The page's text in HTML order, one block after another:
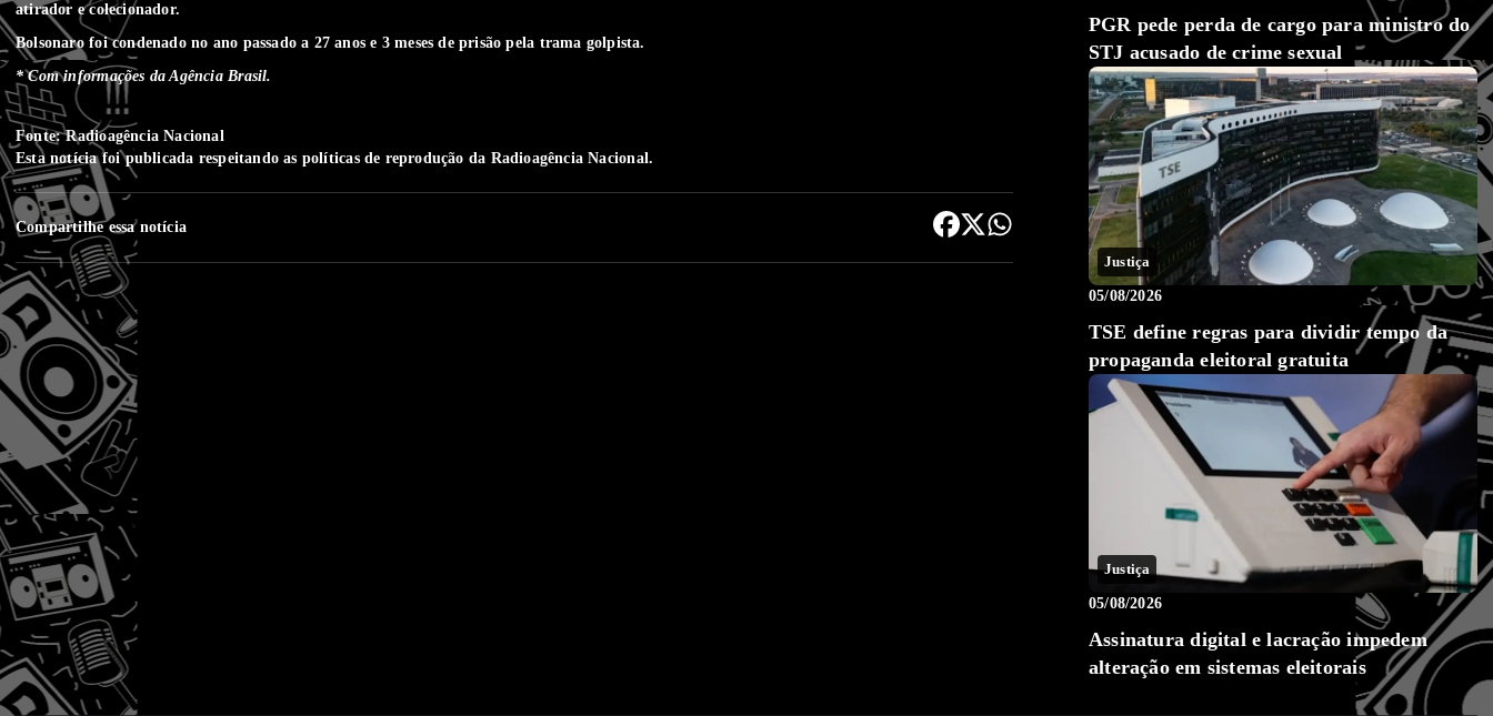
atirador e colecionador.
Bolsonaro foi condenado no ano passado a 27 anos e 3 meses de prisão pela trama golpista.
* Com informações da Agência Brasil.
Fonte: Radioagência Nacional
Esta notícia foi publicada respeitando as políticas de reprodução da Radioagência Nacional.
Compartilhe essa notícia
PGR pede perda de cargo para ministro do
STJ acusado de crime sexual
Justiça
05/08/2026
TSE define regras para dividir tempo da
propaganda eleitoral gratuita
Justiça
05/08/2026
Assinatura digital e lacração impedem
alteração em sistemas eleitorais